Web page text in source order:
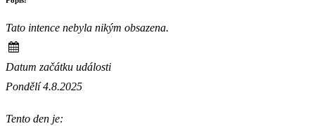
Tato intence nebyla nikým obsazena.
Datum začátku události
Pondělí 4.8.2025
Tento den je: